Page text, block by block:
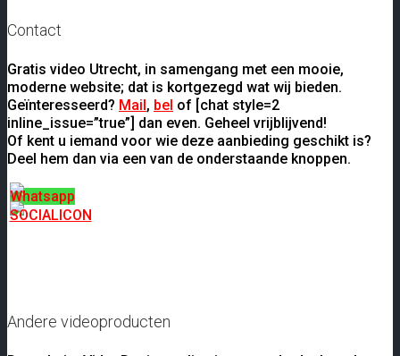
Contact
Gratis video Utrecht, in samengang met een mooie,
moderne website; dat is kortgezegd wat wij bieden.
Geïnteresseerd? Mail, bel of [chat style=2
inline_issue=”true”] dan even. Geheel vrijblijvend!
Of kent u iemand voor wie deze aanbieding geschikt is?
Deel hem dan via een van de onderstaande knoppen.
Andere videoproducten